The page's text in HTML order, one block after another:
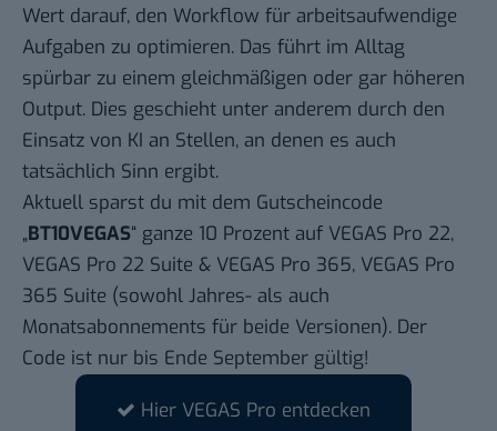
Wert darauf, den Workflow für arbeitsaufwendige
Aufgaben zu optimieren. Das führt im Alltag
spürbar zu einem gleichmäßigen oder gar höheren
Output. Dies geschieht unter anderem durch den
Einsatz von KI an Stellen, an denen es auch
tatsächlich Sinn ergibt.
Aktuell sparst du mit dem Gutscheincode
„BT10VEGAS“ ganze 10 Prozent auf VEGAS Pro 22,
VEGAS Pro 22 Suite & VEGAS Pro 365, VEGAS Pro
365 Suite (sowohl Jahres- als auch
Monatsabonnements für beide Versionen). Der
Code ist nur bis Ende September gültig!
Hier VEGAS Pro entdecken